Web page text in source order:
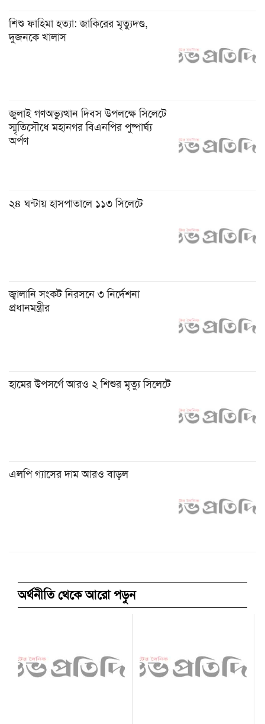
শিশু ফাহিমা হত্যা: জাকিরের মৃত্যুদণ্ড,
দুজনকে খালাস
জুলাই গণঅভ্যুত্থান দিবস উপলক্ষে সিলেটে
স্মৃতিসৌধে মহানগর বিএনপির পুষ্পার্ঘ্য
অর্পণ
২৪ ঘন্টায় হাসপাতালে ১১৩ সিলেটে
জ্বালানি সংকট নিরসনে ৩ নির্দেশনা
প্রধানমন্ত্রীর
হামের উপসর্গে আরও ২ শিশুর মৃত্যু সিলেটে
এলপি গ্যাসের দাম আরও বাড়ল
অর্থনীতি থেকে আরো পড়ুন